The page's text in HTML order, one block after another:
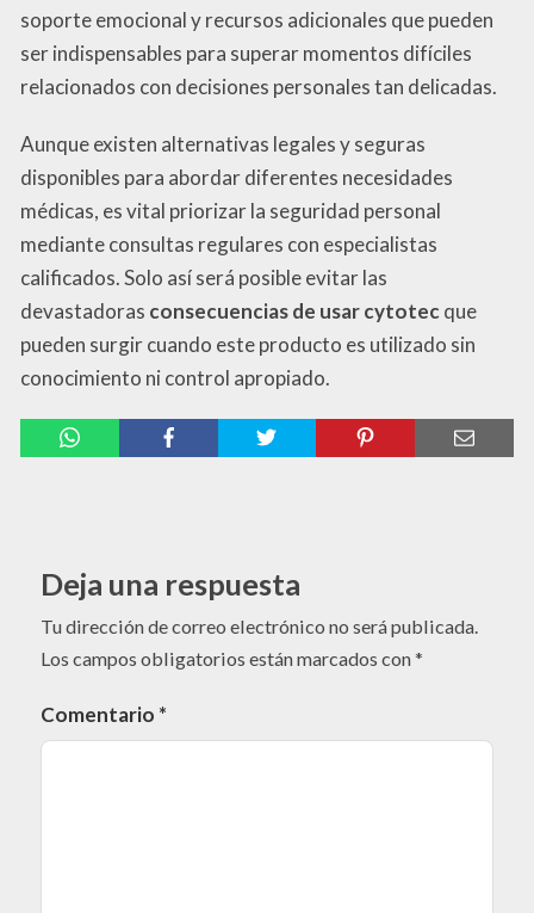
soporte emocional y recursos adicionales que pueden
ser indispensables para superar momentos difíciles
relacionados con decisiones personales tan delicadas.
Aunque existen alternativas legales y seguras
disponibles para abordar diferentes necesidades
médicas, es vital priorizar la seguridad personal
mediante consultas regulares con especialistas
calificados. Solo así será posible evitar las
devastadoras consecuencias de usar cytotecque
pueden surgir cuando este producto es utilizado sin
conocimiento ni control apropiado.
Deja una respuesta
Tu dirección de correo electrónico no será publicada.
Los campos obligatorios están marcados con*
Comentario *